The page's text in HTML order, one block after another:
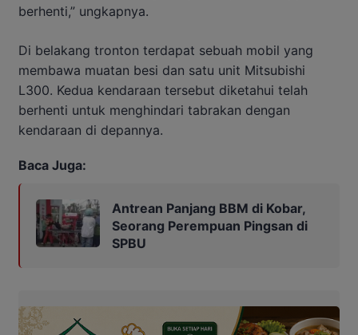
berhenti,” ungkapnya.
Di belakang tronton terdapat sebuah mobil yang
membawa muatan besi dan satu unit Mitsubishi
L300. Kedua kendaraan tersebut diketahui telah
berhenti untuk menghindari tabrakan dengan
kendaraan di depannya.
Baca Juga:
Antrean Panjang BBM di Kobar,
Seorang Perempuan Pingsan di
SPBU